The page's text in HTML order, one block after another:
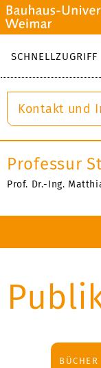
SCHNELLZUGRIFF
Kontakt und
Professur
Prof. Dr.-Ing.
BÜCHER